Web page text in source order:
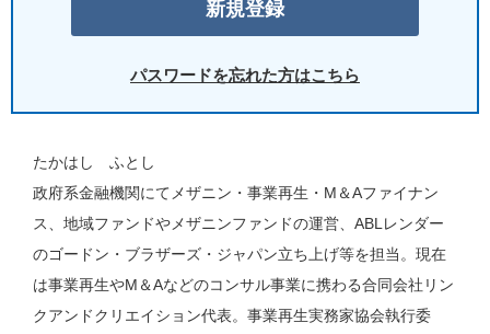
パスワードを忘れた方はこちら
たかはし ふとし
政府系金融機関にてメザニン・事業再生・M＆Aファイナン
ス、地域ファンドやメザニンファンドの運営、ABLレンダー
のゴードン・ブラザーズ・ジャパン立ち上げ等を担当。現在
は事業再生やM＆Aなどのコンサル事業に携わる合同会社リン
クアンドクリエイション代表。事業再生実務家協会執行委